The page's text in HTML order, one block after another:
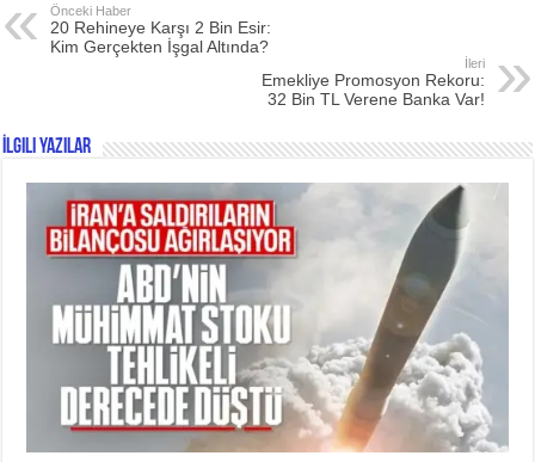
Önceki Haber
20 Rehineye Karşı 2 Bin Esir:
Kim Gerçekten İşgal Altında?
İleri
Emekliye Promosyon Rekoru:
32 Bin TL Verene Banka Var!
İlgili Yazılar